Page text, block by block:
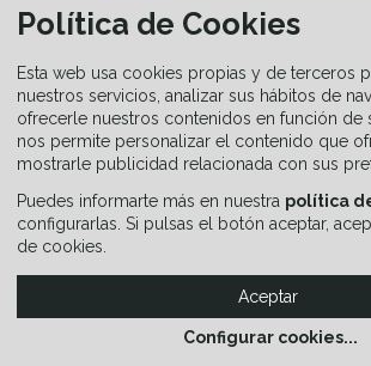
ELIGE TU
Montaña
Política de Cookies
Esta web usa cookies propias y de terceros
nuestros servicios, analizar sus hábitos de
ofrecerle nuestros contenidos en función de
nos permite personalizar el contenido que
mostrarle publicidad relacionada con sus
Puedes informarte más en nuestra política
configurarlas. Si pulsas el botón aceptar,
de cookies.
Aceptar
Configurar cookies...